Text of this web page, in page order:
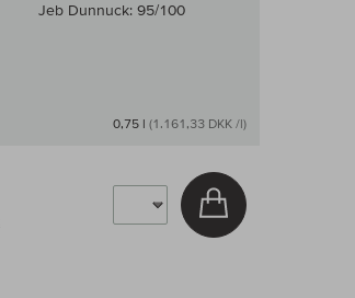
Jeb Dunnuck: 95/100
0,75 l (1.161,33 DKK /l)
Læg i kurv